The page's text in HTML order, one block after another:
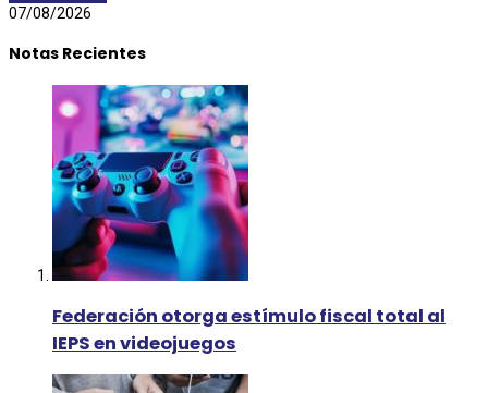
07/08/2026
Notas Recientes
Federación otorga estímulo fiscal total al
IEPS en videojuegos